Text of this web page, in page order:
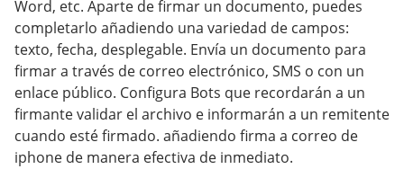
Word, etc. Aparte de firmar un documento, puedes
completarlo añadiendo una variedad de campos:
texto, fecha, desplegable. Envía un documento para
firmar a través de correo electrónico, SMS o con un
enlace público. Configura Bots que recordarán a un
firmante validar el archivo e informarán a un remitente
cuando esté firmado. añadiendo firma a correo de
iphone de manera efectiva de inmediato.